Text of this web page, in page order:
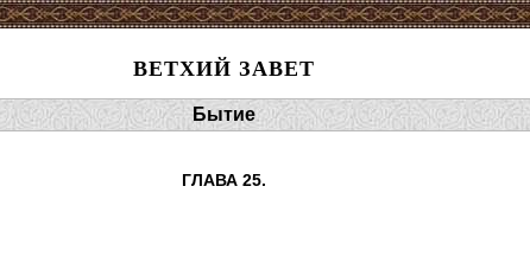
ВЕТХИЙ ЗАВЕТ
Бытие
ГЛАВА 25.